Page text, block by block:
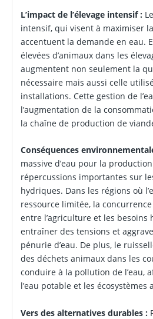
L’impact de l’élevage intensif :
intensif, qui visent à maximiser
accentuent la demande en eau.
élevées d’animaux dans les
augmentent non seulement la
nécessaire mais aussi celle
installations. Cette gestion de
l’augmentation de la
la chaîne de production de
Conséquences
massive d’eau pour la
répercussions importantes sur
hydriques. Dans les régions où
ressource limitée, la concurrence
entre l’agriculture et les besoins
entraîner des tensions et
pénurie d’eau. De plus, le
des déchets animaux dans les
conduire à la pollution de l’eau,
l’eau potable et les écosystèmes
Vers des alternatives durables :